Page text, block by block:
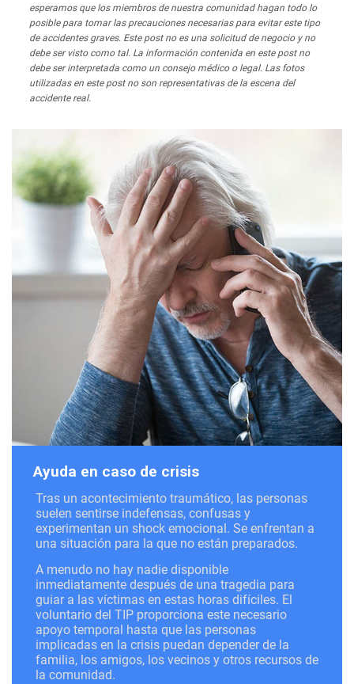
esperamos que los miembros de nuestra comunidad hagan todo lo
posible para tomar las precauciones necesarias para evitar este tipo
de accidentes graves. Este post no es una solicitud de negocio y no
debe ser visto como tal. La información contenida en este post no
debe ser interpretada como un consejo médico o legal. Las fotos
utilizadas en este post no son representativas de la escena del
accidente real.
Ayuda en caso de crisis
Tras un acontecimiento traumático, las personas
suelen sentirse indefensas, confusas y
experimentan un shock emocional. Se enfrentan a
una situación para la que no están preparados.
A menudo no hay nadie disponible
inmediatamente después de una tragedia para
guiar a las víctimas en estas horas difíciles. El
voluntario del TIP proporciona este necesario
apoyo temporal hasta que las personas
implicadas en la crisis puedan depender de la
familia, los amigos, los vecinos y otros recursos de
la comunidad.